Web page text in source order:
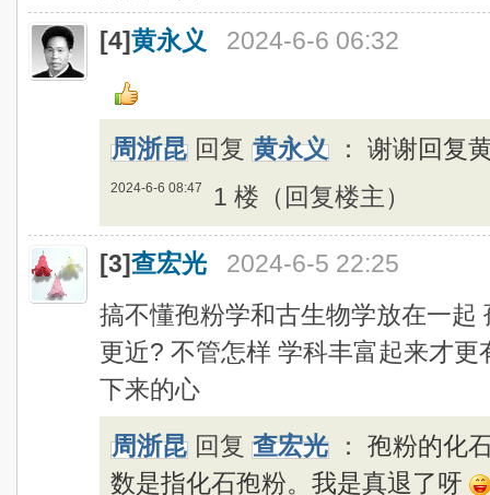
[4]黄永义 2024-6-6 06:32
周浙昆 回复 黄永义 ： 谢谢回复
2024-6-6 08:47 1 楼（回复楼主）
[3]查宏光
2024-6-5 22:25
搞不懂孢粉学和古生物学放在一
更近? 不管怎样 学科丰富起来才
下来的心
周浙昆 回复 查宏光 ： 孢粉的化
数是指化石孢粉。我是真退了呀